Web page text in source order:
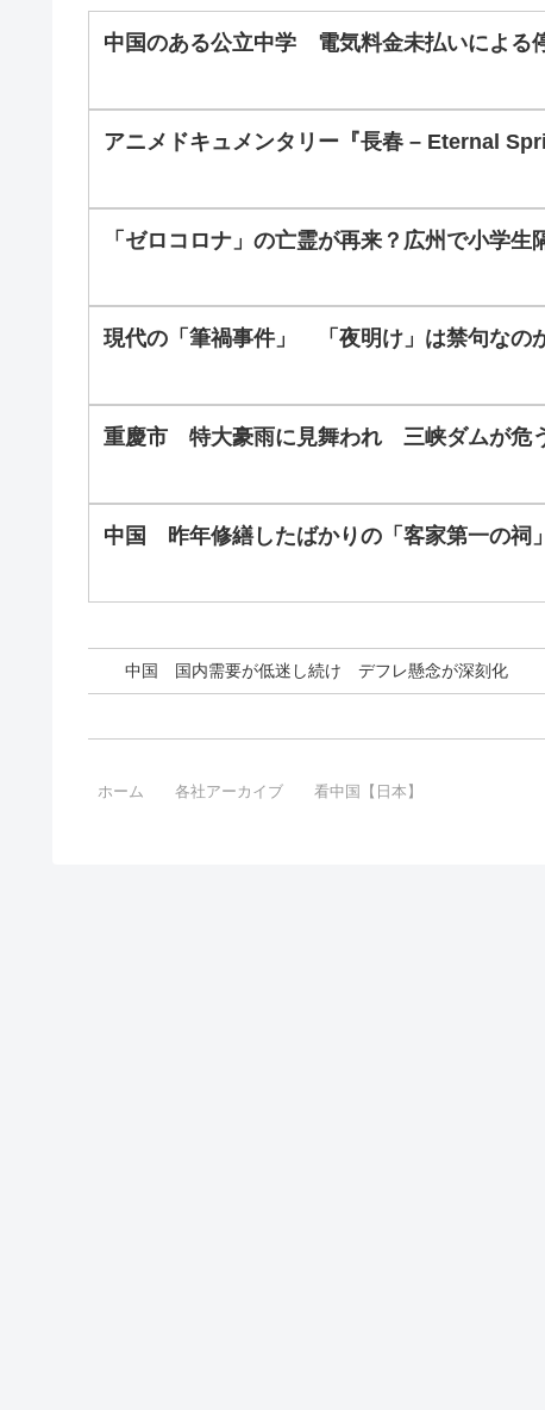
中国のある公立中学 電気料金未払いによる
アニメドキュメンタリー『長春 – Eternal
「ゼロコロナ」の亡霊が再来？広州で小学
現代の「筆禍事件」 「夜明け」は禁句なの
重慶市 特大豪雨に見舞われ 三峡ダムが危
中国 昨年修繕したばかりの「客家第一の
中国 国内需要が低迷し続け デフレ懸念が深刻化
ホーム 各社アーカイブ 看中国【日本】